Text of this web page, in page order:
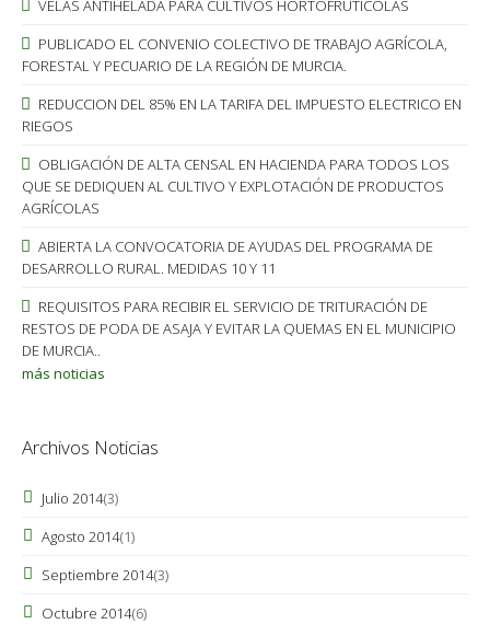
VELAS ANTIHELADA PARA CULTIVOS HORTOFRUTICOLAS
PUBLICADO EL CONVENIO COLECTIVO DE TRABAJO AGRÍCOLA,
FORESTAL Y PECUARIO DE LA REGIÓN DE MURCIA.
REDUCCION DEL 85% EN LA TARIFA DEL IMPUESTO ELECTRICO EN
RIEGOS
OBLIGACIÓN DE ALTA CENSAL EN HACIENDA PARA TODOS LOS
QUE SE DEDIQUEN AL CULTIVO Y EXPLOTACIÓN DE PRODUCTOS
AGRÍCOLAS
ABIERTA LA CONVOCATORIA DE AYUDAS DEL PROGRAMA DE
DESARROLLO RURAL. MEDIDAS 10 Y 11
REQUISITOS PARA RECIBIR EL SERVICIO DE TRITURACIÓN DE
RESTOS DE PODA DE ASAJA Y EVITAR LA QUEMAS EN EL MUNICIPIO
DE MURCIA..
más noticias
Archivos Noticias
Julio 2014(3)
Agosto 2014(1)
Septiembre 2014(3)
Octubre 2014(6)